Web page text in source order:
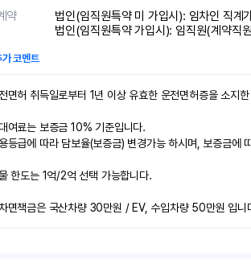
약
법인(임직원특약 미 가입시): 임차인 직계
법인(임직원특약 가입시): 임직원(계약직
가 코멘트
면허 취득일로부터 1년 이상 유효한 운전면허증을 소지
여료는 보증금 10% 기준입니다.
등급에 따라 담보율(보증금) 변경가능 하시며, 보증금에
한도는 1억/2억 선택 가능합니다.
면책금은 국산차량 30만원 / EV, 수입차량 50만원 입니